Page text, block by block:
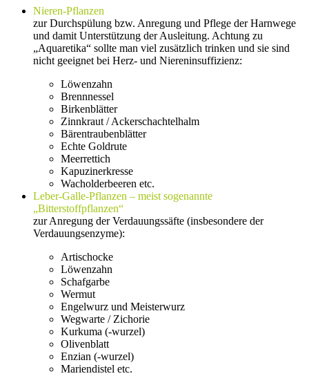
Nieren-Pflanzen
zur Durchspülung bzw. Anregung und Pflege der Harnwege
und damit Unterstützung der Ausleitung. Achtung zu
„Aquaretika“ sollte man viel zusätzlich trinken und sie sind
nicht geeignet bei Herz- und Niereninsuffizienz:
Löwenzahn
Brennnessel
Birkenblätter
Zinnkraut / Ackerschachtelhalm
Bärentraubenblätter
Echte Goldrute
Meerrettich
Kapuzinerkresse
Wacholderbeeren etc.
Leber-Galle-Pflanzen – meist sogenannte
„Bitterstoffpflanzen“
zur Anregung der Verdauungssäfte (insbesondere der
Verdauungsenzyme):
Artischocke
Löwenzahn
Schafgarbe
Wermut
Engelwurz und Meisterwurz
Wegwarte / Zichorie
Kurkuma (-wurzel)
Olivenblatt
Enzian (-wurzel)
Mariendistel etc.